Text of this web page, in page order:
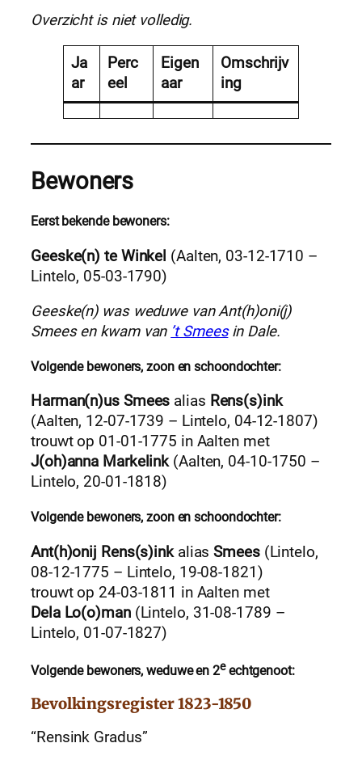
Overzicht is niet volledig.
Ja
ar
Perc
eel
Eigen
aar
Omschrijv
ing
Bewoners
Eerst bekende bewoners:
Geeske(n) te Winkel (Aalten, 03-12-1710 –
Lintelo, 05-03-1790)
Geeske(n) was weduwe van Ant(h)oni(j)
Smees en kwam van ’t Smeesin Dale.
Volgende bewoners, zoon en schoondochter:
Harman(n)us Smees alias Rens(s)ink
(Aalten, 12-07-1739 – Lintelo, 04-12-1807)
trouwt op 01-01-1775 in Aalten met
J(oh)anna Markelink(Aalten, 04-10-1750 –
Lintelo, 20-01-1818)
Volgende bewoners, zoon en schoondochter:
Ant(h)onij Rens(s)inkaliasSmees(Lintelo,
08-12-1775 – Lintelo, 19-08-1821)
trouwt op 24-03-1811 in Aalten met
Dela Lo(o)man(Lintelo, 31-08-1789 –
Lintelo, 01-07-1827)
Volgende bewoners, weduwe en 2eechtgenoot:
Bevolkingsregister 1823-1850
“Rensink Gradus”